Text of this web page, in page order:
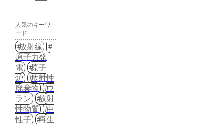
人気のキーワ
ード
放射線
原子力発
電
原子
炉
放射性
廃棄物
ウ
ラン
放射
性物質
中
性子
再生